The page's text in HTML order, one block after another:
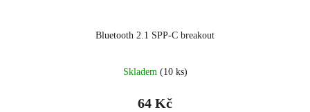
Bluetooth 2.1 SPP-C breakout
Skladem (10 ks)
64 Kč